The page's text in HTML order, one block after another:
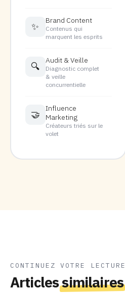
✨
Brand Content
Contenus qui
marquent les esprits
🔍
Audit & Veille
Diagnostic complet
& veille
concurrentielle
🤝
Influence
Marketing
Créateurs triés sur le
volet
CONTINUEZ VOTRE LECTURE
Articlessimilaires